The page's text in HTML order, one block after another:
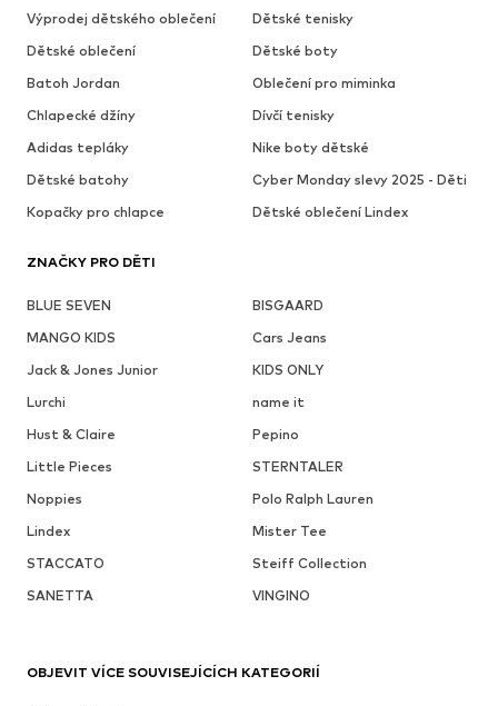
Výprodej dětského oblečení
Dětské tenisky
Dětské oblečení
Dětské boty
Batoh Jordan
Oblečení pro miminka
Chlapecké džíny
Dívčí tenisky
Adidas tepláky
Nike boty dětské
Dětské batohy
Cyber Monday slevy 2025 - Děti
Kopačky pro chlapce
Dětské oblečení Lindex
ZNAČKY PRO DĚTI
BLUE SEVEN
BISGAARD
MANGO KIDS
Cars Jeans
Jack & Jones Junior
KIDS ONLY
Lurchi
name it
Hust & Claire
Pepino
Little Pieces
STERNTALER
Noppies
Polo Ralph Lauren
Lindex
Mister Tee
STACCATO
Steiff Collection
SANETTA
VINGINO
OBJEVIT VÍCE SOUVISEJÍCÍCH KATEGORIÍ